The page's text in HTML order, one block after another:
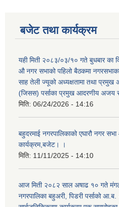
बजेट तथा कार्यक्रम
यही मिती २०८३/०३/१० गते बुधबार का
औ नगर सभाको पहिलो बैठकमा
साह तेली ज्यूको अध्यक्षतामा तथा प्रमुख
(जिसस) पर्साका प्रमुख आदरणीय अजय
मिति: 06/24/2026 - 14:16
बहुदरमाई नगरपालिकाको एघारौ नगर
कार्यक्रम,बजेट। ।
मिति: 11/11/2025 - 14:10
आज मिती २०८२ साल अषाढ १० गते
नगरपालिका बहुअरी, पिडरी पर्साको